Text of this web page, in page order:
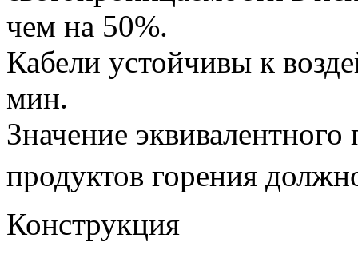
чем на 50%.
Кабели устойчивы к
мин.
Значение эквивалентного
продуктов горения
Конструкция